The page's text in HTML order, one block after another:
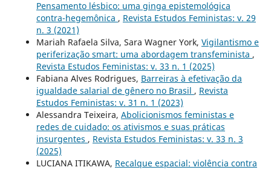
Pensamento lésbico: uma ginga epistemológica
contra-hegemônica , Revista Estudos Feministas: v. 29
n. 3 (2021)
Mariah Rafaela Silva, Sara Wagner York, Vigilantismo e
periferização smart: uma abordagem transfeminista ,
Revista Estudos Feministas: v. 33 n. 1 (2025)
Fabiana Alves Rodrigues, Barreiras à efetivação da
igualdade salarial de gênero no Brasil , Revista
Estudos Feministas: v. 31 n. 1 (2023)
Alessandra Teixeira, Abolicionismos feministas e
redes de cuidado: os ativismos e suas práticas
insurgentes , Revista Estudos Feministas: v. 33 n. 3
(2025)
LUCIANA ITIKAWA, Recalque espacial: violência contra